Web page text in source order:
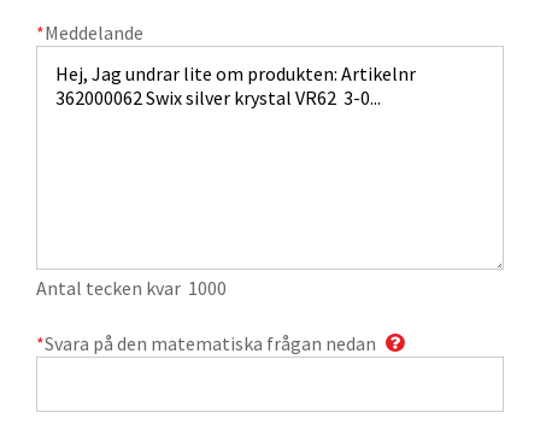
*Meddelande
Antal tecken kvar 1000
*Svara på den matematiska frågan nedan